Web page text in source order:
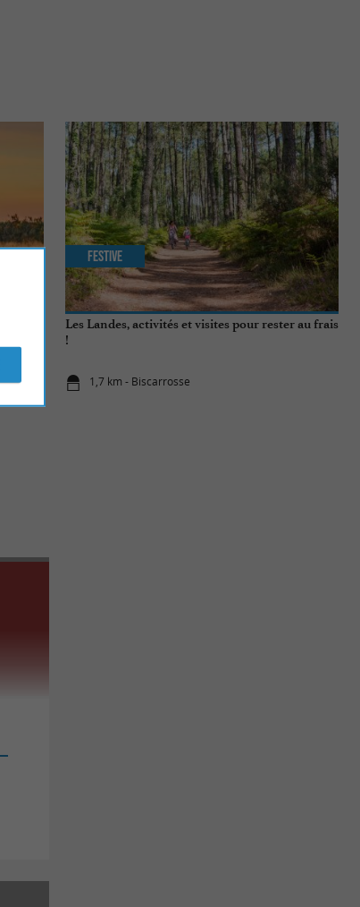
Les Landes, activités et visites pour rester au frais
!
1,7 km - Biscarrosse
Festive